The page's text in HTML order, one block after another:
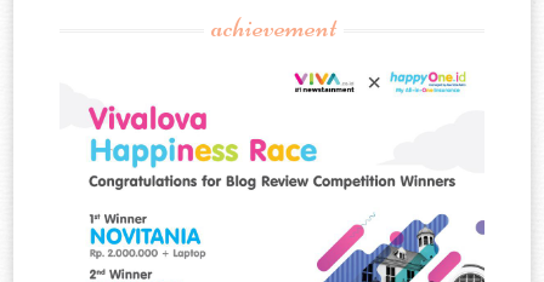
achievement